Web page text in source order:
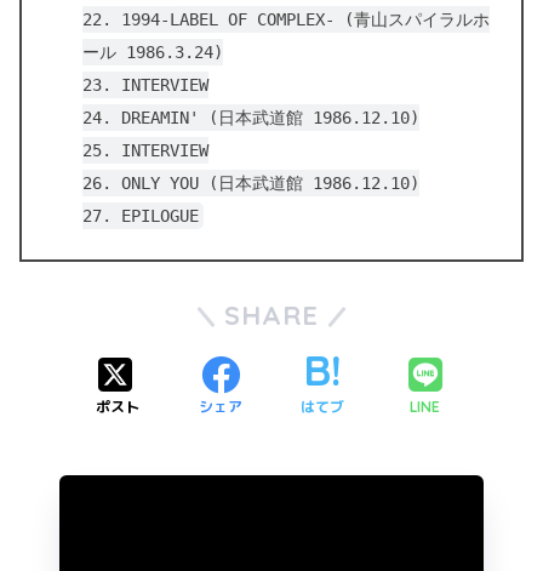
22. 1994-LABEL OF COMPLEX- (青山スパイラルホ
ール 1986.3.24)
23. INTERVIEW
24. DREAMIN' (日本武道館 1986.12.10)
25. INTERVIEW
26. ONLY YOU (日本武道館 1986.12.10)
27. EPILOGUE
SHARE
ポスト シェア はてブ LINE